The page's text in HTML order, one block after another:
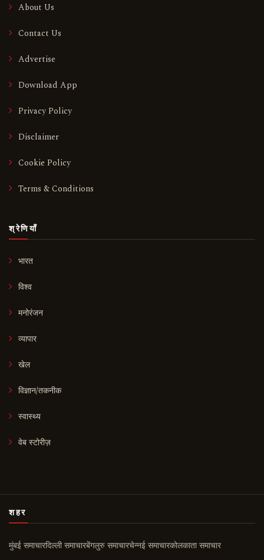
About Us
Contact Us
Advertise
Download App
Privacy Policy
Disclaimer
Cookie Policy
Terms & Conditions
श्रेणियाँ
भारत
विश्व
मनोरंजन
व्यापार
खेल
विज्ञान/तकनीक
स्वास्थ्य
वेब स्टोरीज़
शहर
मुंबई समाचारदिल्ली समाचारबेंगलुरु समाचारचेन्नई समाचारकोलकाता समाचार